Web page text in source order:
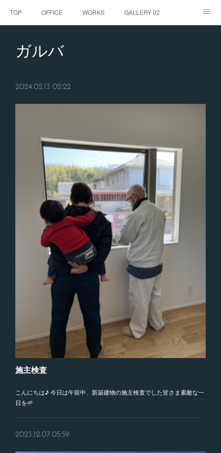
TOP OFFICE WORKS GALLERY 02
ABOUT
ガルバ
2024.02.13 02:22
施主検査
こんにちは♪ 今日は午前中、新築建物の施主検査でした皆さま素敵な一
日を🌱
2023.12.07 05:59